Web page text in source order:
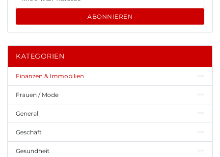
ABONNIEREN
KATEGORIEN
Finanzen & Immobilien
Frauen / Mode
General
Geschäft
Gesundheit